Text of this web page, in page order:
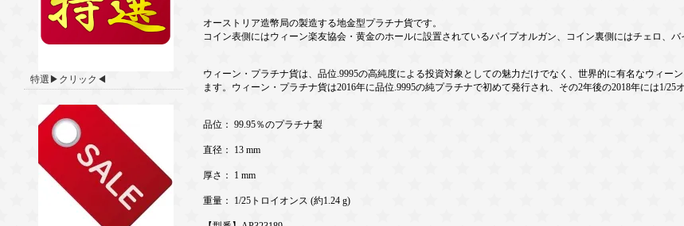
特選▶クリック◀
オーストリア造幣局の製造する地金型プラチナ貨です。
コイン表側にはウィーン楽友協会・黄金のホールに設置されているパイプオルガン、コイン裏側にはチェロ、
ウィーン・プラチナ貨は、品位.9995の高純度による投資対象としての魅力だけでなく、世界的に有名なウィ
ます。ウィーン・プラチナ貨は2016年に品位.9995の純プラチナで初めて発行され、その2年後の2018年には1/25
品位： 99.95％のプラチナ製
直径： 13 mm
厚さ： 1 mm
重量： 1/25トロイオンス (約1.24 g)